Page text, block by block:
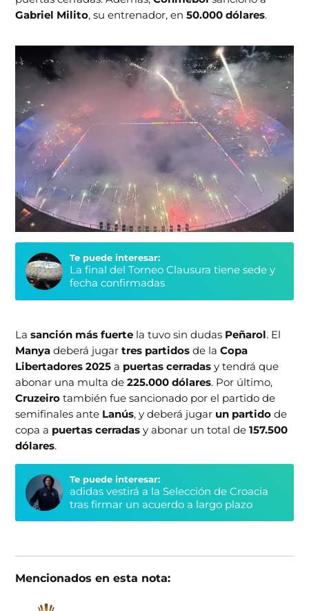
Gabriel Milito, su entrenador, en50.000 dólares.
Te puede interesar:
La final del Torneo Clausura tiene sede y
fecha confirmadas
Lasanción más fuerte la tuvo sin dudas Peñarol. El
Manyadeberá jugartres partidosde laCopa
Libertadores 2025a puertas cerradasy tendrá que
abonar una multa de225.000 dólares. Por último,
Cruzeirotambién fue sancionado por el partido de
semifinales ante Lanús, y deberá jugar un partidode
copa a puertas cerradasy abonar un total de157.500
dólares.
Te puede interesar:
adidas vestirá a la Selección de Croacia
tras firmar un acuerdo a largo plazo
Mencionados en esta nota: